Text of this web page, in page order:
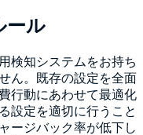
ール
検知システムをお持ち
ん。既存の設定を全面
行動にあわせて最適化
設定を適切に行うこと
ージバック率が低下し